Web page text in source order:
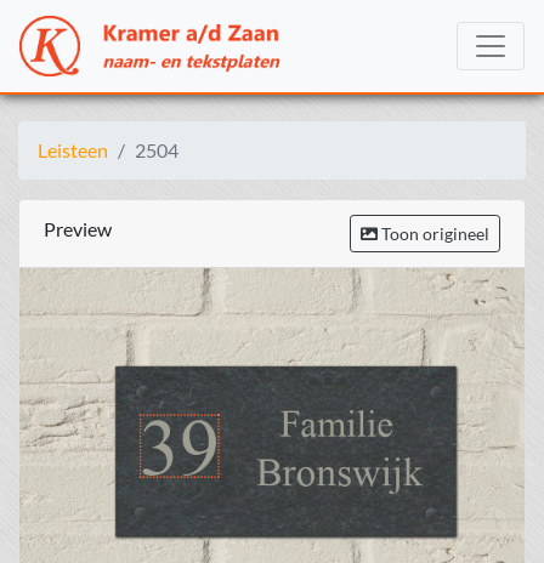
Leisteen 2504
Preview Toon origineel